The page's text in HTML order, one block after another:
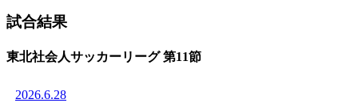
試合結果
東北社会人サッカーリーグ 第11節
2026.6.28